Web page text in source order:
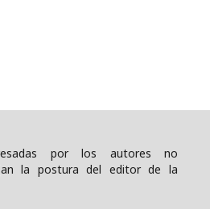
por los autores no
la postura del editor de la